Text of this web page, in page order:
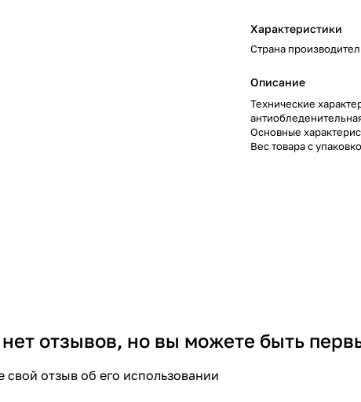
Характеристики
Страна
Описание
Технические
Основные
Вес товара с
нет отзывов, но вы можете быть
свой отзыв об его использовании